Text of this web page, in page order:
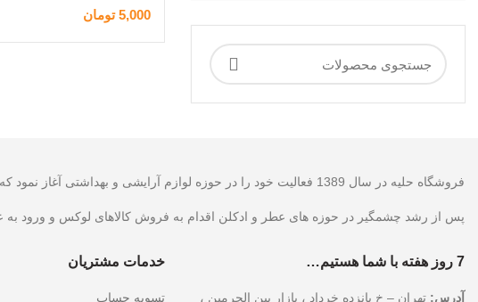
5,000 تومان
اطلاعات بیشتر
فروشگاه حلیه در سال 1389 فعالیت خود را در حوزه لوازم آرایشی و بهداشتی آغاز نمود که پس از آن با توجه به وجود آمدن بازار های جدید اقدام به فروش کالا در حوزه اینترنت نموده است.
پس از رشد چشمگیر در حوزه های عطر و ادکلن اقدام به فروش کالاهای لوکس و ورود
7 روز هفته با شما هستیم…
آدرس: تهران – خ پانزده خرداد ، بازار بین الحرمین ،
خدمات مشتریان
تسویه حساب